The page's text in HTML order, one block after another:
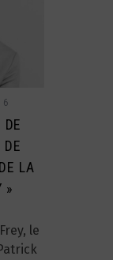
DE
LA
»
le